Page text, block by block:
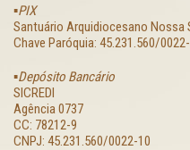
▪️PIX
Santuário Arquidiocesano Nossa
Chave Paróquia: 45.231.560/
▪️Depósito Bancário
SICREDI
Agência 0737
CC: 78212-9
CNPJ: 45.231.560/0022-10